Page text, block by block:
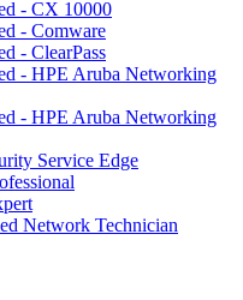
- CX 10000
- Comware
- ClearPass
- HPE Aruba Networking
- HPE Aruba Networking
Service Edge
Network Technician